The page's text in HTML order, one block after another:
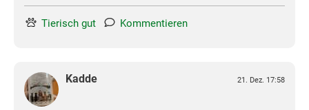
Tierisch gut Kommentieren
Kadde 21. Dez. 17:58